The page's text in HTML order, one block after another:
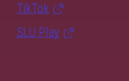
TikTok
SLU Play